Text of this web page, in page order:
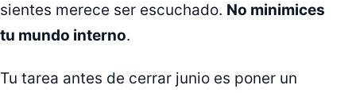
sientes merece ser escuchado. No minimices
tu mundo interno.
Tu tarea antes de cerrar junio es poner un